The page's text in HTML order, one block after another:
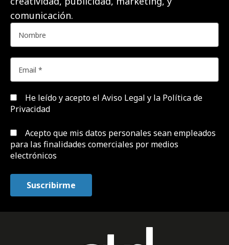
comunicación.
He leído y acepto el Aviso Legal y la Política de
Privacidad
Acepto que mis datos personales sean empleados
para las finalidades comerciales por medios
electrónicos